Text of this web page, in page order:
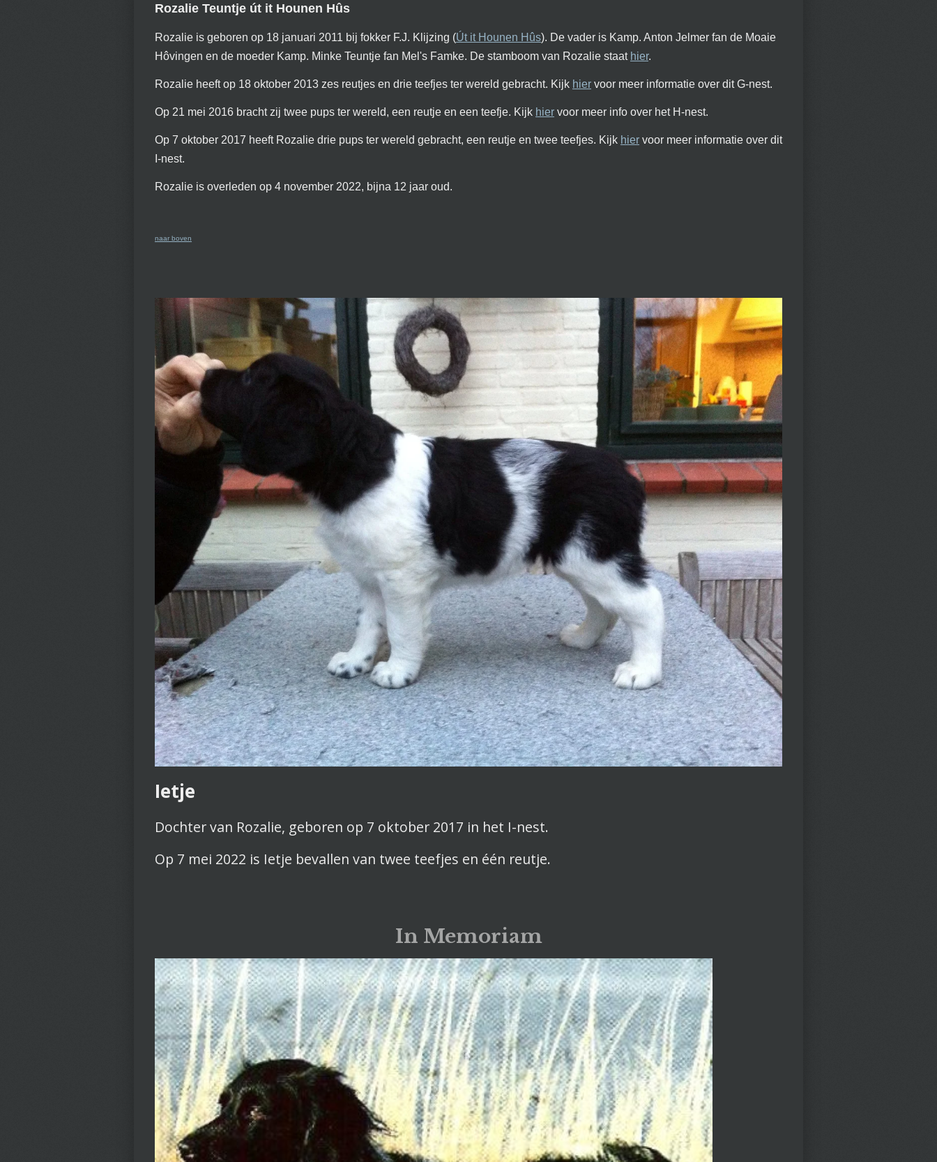
Rozalie Teuntje út it Hounen Hûs
Rozalie is geboren op 18 januari 2011 bij fokker F.J. Klijzing (Út it Hounen Hûs). De vader is Kamp. Anton Jelmer fan de Moaie
Hôvingen en de moeder Kamp. Minke Teuntje fan Mel's Famke. De stamboom van Rozalie staat hier.
Rozalie heeft op 18 oktober 2013 zes reutjes en drie teefjes ter wereld gebracht. Kijk hier voor meer informatie over dit G-nest.
Op 21 mei 2016 bracht zij twee pups ter wereld, een reutje en een teefje. Kijk hier voor meer info over het H-nest.
Op 7 oktober 2017 heeft Rozalie drie pups ter wereld gebracht, een reutje en twee teefjes. Kijk hier voor meer informatie over dit
I-nest.
Rozalie is overleden op 4 november 2022, bijna 12 jaar oud.
naar boven
Ietje
Dochter van Rozalie, geboren op 7 oktober 2017 in het I-nest.
Op 7 mei 2022 is Ietje bevallen van twee teefjes en één reutje.
In Memoriam